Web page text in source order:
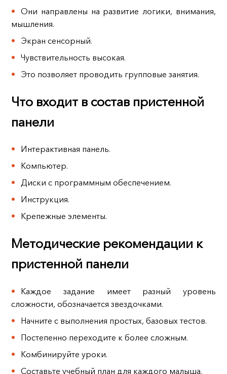
Они направлены на развитие логики, внимания,
мышления.
Экран сенсорный.
Чувствительность высокая.
Это позволяет проводить групповые занятия.
Что входит в состав пристенной
панели
Интерактивная панель.
Компьютер.
Диски с программным обеспечением.
Инструкция.
Крепежные элементы.
Методические рекомендации к
пристенной панели
Каждое задание имеет разный уровень
сложности, обозначается звездочками.
Начните с выполнения простых, базовых тестов.
Постепенно переходите к более сложным.
Комбинируйте уроки.
Составьте учебный план для каждого малыша.